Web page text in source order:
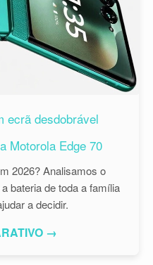
ecrã desdobrável
Motorola Edge 70
2026? Analisamos o
bateria de toda a família
a decidir.
→